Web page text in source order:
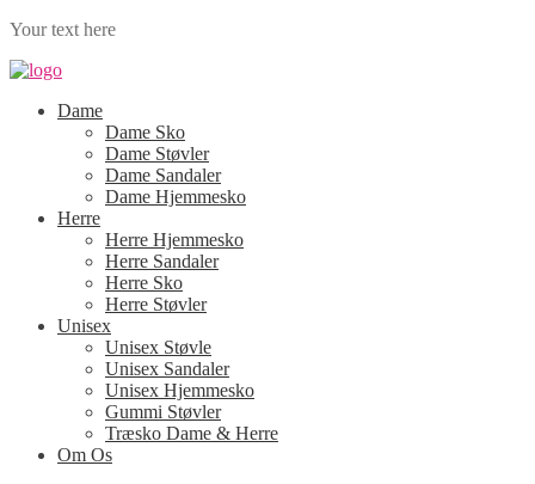
Your text here
Dame
Dame Sko
Dame Støvler
Dame Sandaler
Dame Hjemmesko
Herre
Herre Hjemmesko
Herre Sandaler
Herre Sko
Herre Støvler
Unisex
Unisex Støvle
Unisex Sandaler
Unisex Hjemmesko
Gummi Støvler
Træsko Dame & Herre
Om Os